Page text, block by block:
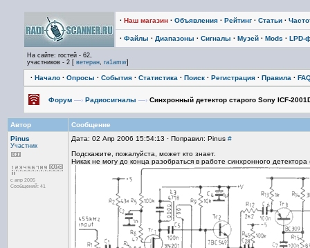
· Наш магазин · Объявления · Рейтинг · Статьи ·
· Файлы · Диапазоны · Сигналы · Музей · Mods · LPD-
На сайте: гостей - 62,
участников - 2 [ ветеран, ra1amw]
· Начало · Опросы · События · Статистика · Поиск · Регистрация · Правила ·
Форум —› Радиосигналы —› Синхронный детектор старого Sony ICF-
Автор
Сообщение
Pinus
Участник
с апр 2005
Сообщений: 41
Дата: 02 Апр 2006 15:54:13 · Поправил: Pinus #
Подскажите, пожалуйста, может кто знает.
Никак не могу до конца разобраться в работе синхронного